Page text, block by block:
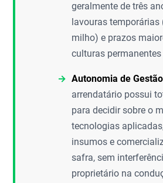
geralmente de três
lavouras temporárias
milho) e prazos
culturas
Autonomia de
arrendatário possui
para decidir sobre o
tecnologias
insumos e
safra, sem
proprietário na